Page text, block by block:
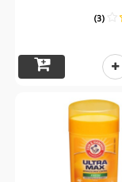
(3)